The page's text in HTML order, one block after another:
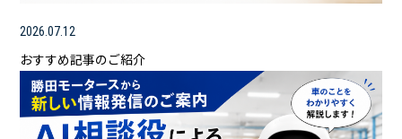
2026.07.12
おすすめ記事のご紹介